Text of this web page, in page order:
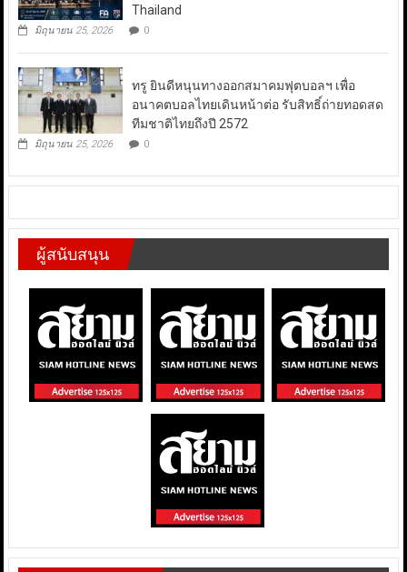
Thailand
มิถุนายน 25, 2026 0
ทรู ยินดีหนุนทางออกสมาคมฟุตบอลฯ เพื่อ
อนาคตบอลไทยเดินหน้าต่อ รับสิทธิ์ถ่ายทอดสด
ทีมชาติไทยถึงปี 2572
มิถุนายน 25, 2026 0
ผู้สนับสนุน